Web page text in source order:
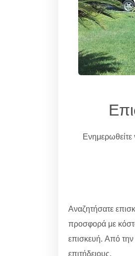
Αναζητήσατε
προσφορά με
επισκευή. Από την
επιτήδειους.